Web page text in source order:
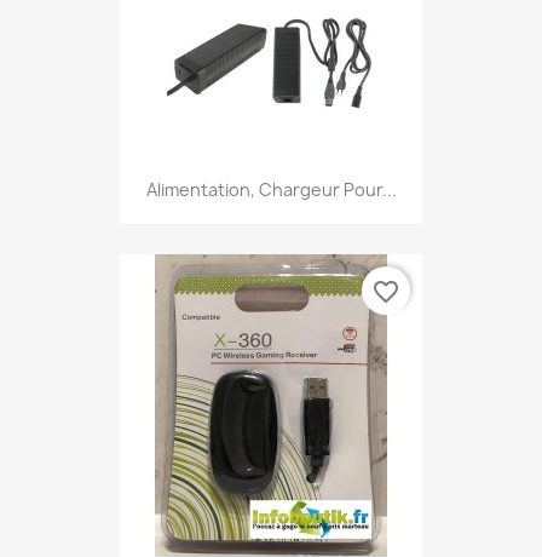
Alimentation, Chargeur Pour...
favorite_border